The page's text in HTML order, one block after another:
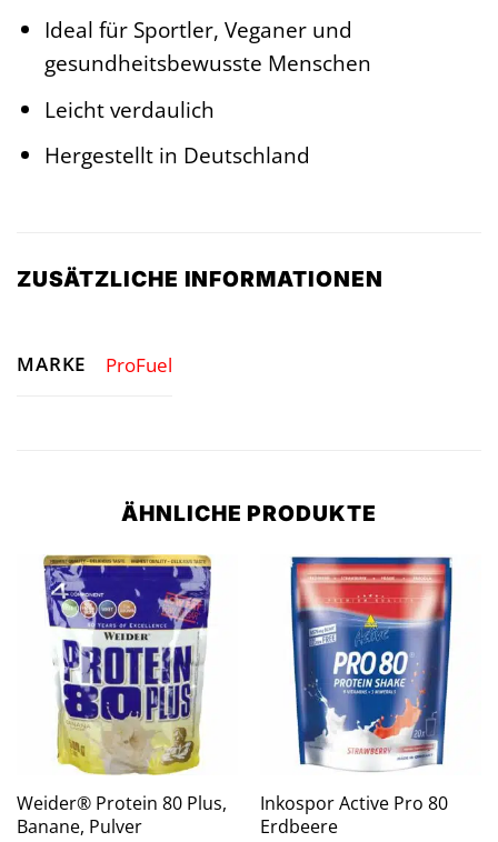
Ideal für Sportler, Veganer und
gesundheitsbewusste Menschen
Leicht verdaulich
Hergestellt in Deutschland
ZUSÄTZLICHE INFORMATIONEN
MARKE ProFuel
ÄHNLICHE PRODUKTE
Weider® Protein 80 Plus,
Banane, Pulver
Inkospor Active Pro 80
Erdbeere